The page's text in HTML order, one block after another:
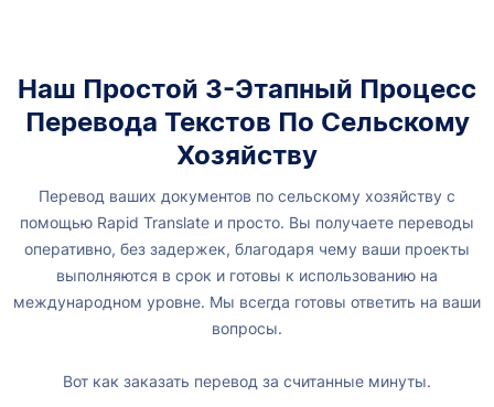
Наш Простой 3-Этапный Процесс
Перевода Текстов По Сельскому
Хозяйству
Перевод ваших документов по сельскому хозяйству с
помощью Rapid Translate и просто. Вы получаете переводы
оперативно, без задержек, благодаря чему ваши проекты
выполняются в срок и готовы к использованию на
международном уровне. Мы всегда готовы ответить на ваши
вопросы.
Вот как заказать перевод за считанные минуты.